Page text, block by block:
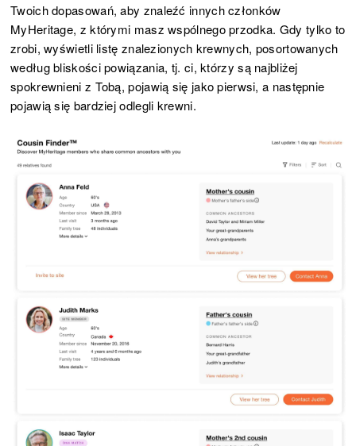
Twoich dopasowań, aby znaleźć innych członków
MyHeritage, z którymi masz wspólnego przodka. Gdy tylko to
zrobi, wyświetli listę znalezionych krewnych, posortowanych
według bliskości powiązania, tj. ci, którzy są najbliżej
spokrewnieni z Tobą, pojawią się jako pierwsi, a następnie
pojawią się bardziej odlegli krewni.